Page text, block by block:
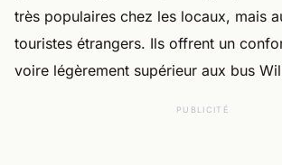
très populaires chez les locaux, mais
touristes étrangers. Ils offrent un
voire légèrement supérieur aux bus
PUBLICITÉ